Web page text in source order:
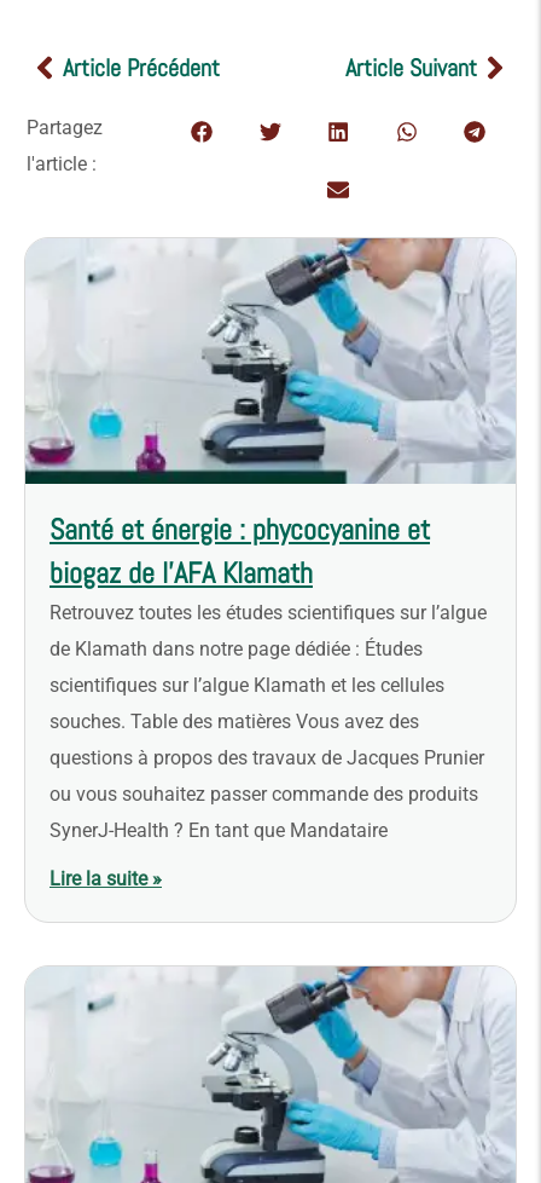
Article Précédent Article Suivant
Partagez
l'article :
Santé et énergie : phycocyanine et
biogaz de l’AFA Klamath
Retrouvez toutes les études scientifiques sur l’algue
de Klamath dans notre page dédiée : Études
scientifiques sur l’algue Klamath et les cellules
souches. Table des matières Vous avez des
questions à propos des travaux de Jacques Prunier
ou vous souhaitez passer commande des produits
SynerJ-Health ? En tant que Mandataire
Lire la suite »